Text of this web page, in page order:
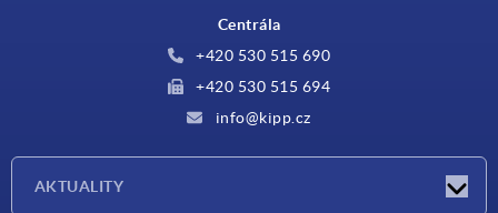
Centrála
+420 530 515 690
+420 530 515 694
info@kipp.cz
AKTUALITY